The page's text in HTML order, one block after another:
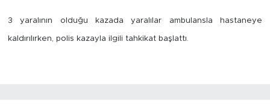
3 yaralının olduğu kazada yaralılar ambulansla hastaneye
kaldırılırken, polis kazayla ilgili tahkikat başlattı.
Akçadağ